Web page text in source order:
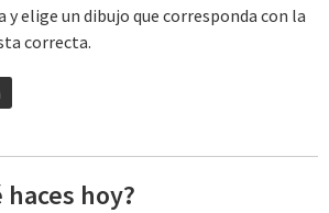
y elige un dibujo que corresponda con la
correcta.
haces hoy?